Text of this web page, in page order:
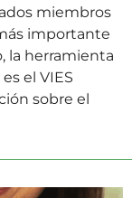
miembros
importante
la herramienta
el VIES
sobre el